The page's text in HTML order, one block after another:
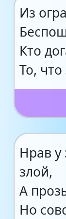
Из
Кто
То,
Нрав у
злой,
А
Но